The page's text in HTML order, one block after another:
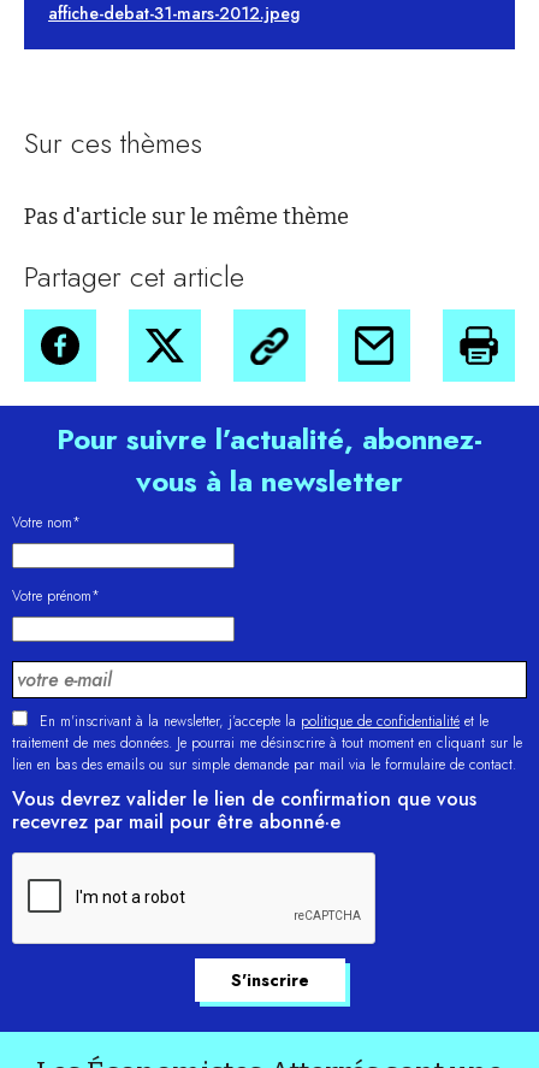
affiche-debat-31-mars-2012.jpeg
Sur ces thèmes
Pas d'article sur le même thème
Partager cet article
Pour suivre l’actualité, abonnez-
vous à la newsletter
Votre nom*
Votre prénom*
En m'inscrivant à la newsletter, j’accepte la politique de confidentialité et le
traitement de mes données. Je pourrai me désinscrire à tout moment en cliquant sur le
lien en bas des emails ou sur simple demande par mail via le formulaire de contact.
Vous devrez valider le lien de confirmation que vous
recevrez par mail pour être abonné·e